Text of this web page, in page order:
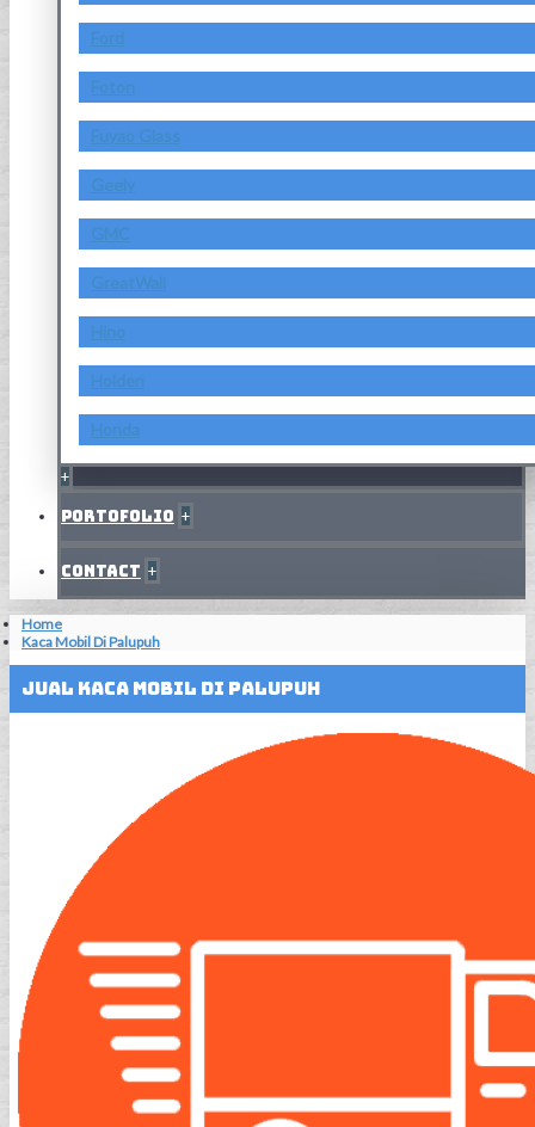
Ford
Foton
Fuyao Glass
Geely
GMC
GreatWall
Hino
Holden
Honda
+
Portofolio +
Contact +
Home
Kaca Mobil Di Palupuh
Jual Kaca Mobil Di Palupuh